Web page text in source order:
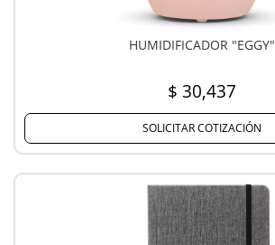
HUMIDIFICADOR "EGGY"
$ 30,437
SOLICITAR COTIZACIÓN